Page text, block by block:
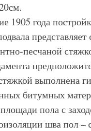
1905 года
песчаной
выполнена
битумных
пола с
шва пол –